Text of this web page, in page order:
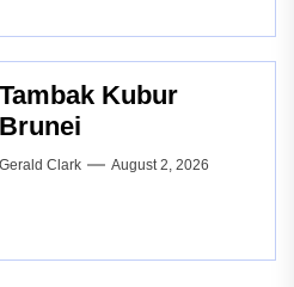
Tambak Kubur
Brunei
Gerald Clark August 2, 2026